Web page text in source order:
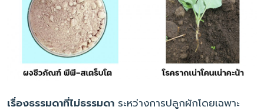
เรื่องธรรมดาที่ไม่ธรรมดา ระหว่างการปลูกผักโดยเฉพาะ